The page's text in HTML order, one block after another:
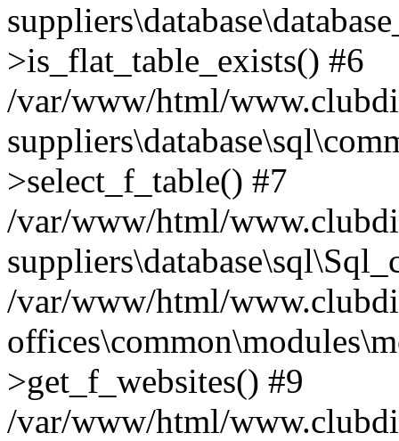
>is_flat_table_exists() #6
/var/www/html/
>select_f_table() #7
/var/www/html/
/var/www/html/
>get_f_websites() #9
/var/www/html/